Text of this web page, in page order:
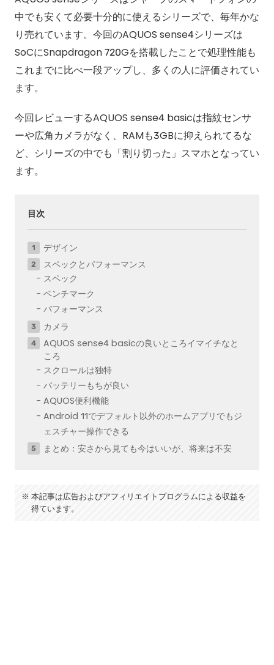
中でも安くて必要十分的に使えるシリーズで、毎年かな
り売れています。今回のAQUOS sense4シリーズは
SoCにSnapdragon 720Gを搭載したことで処理性能も
これまでに比べ一段アップし、多くの人に評価されてい
ます。
今回レビューするAQUOS sense4 basicは指紋センサ
ーや広角カメラがなく、RAMも3GBに抑えられてるな
ど、シリーズの中でも「割り切った」スマホとなってい
ます。
目次
デザイン
スペックとパフォーマンス
スペック
ベンチマーク
パフォーマンス
カメラ
AQUOS sense4 basicの良いところイマイチなと
ころ
スクロールは独特
バッテリーもちが良い
AQUOS便利機能
Android 11でデフォルト以外のホームアプリでもジ
ェスチャー操作できる
まとめ：安さから見ても今はいいが、将来は不安
本記事は広告およびアフィリエイトプログラムによる収益を
得ています。